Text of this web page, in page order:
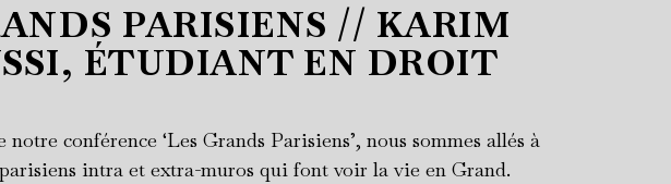
PARISIENS // KARIM
ÉTUDIANT EN DROIT
notre conférence ‘Les Grands Parisiens’, nous sommes allés à
intra et extra-muros qui font voir la vie en Grand.